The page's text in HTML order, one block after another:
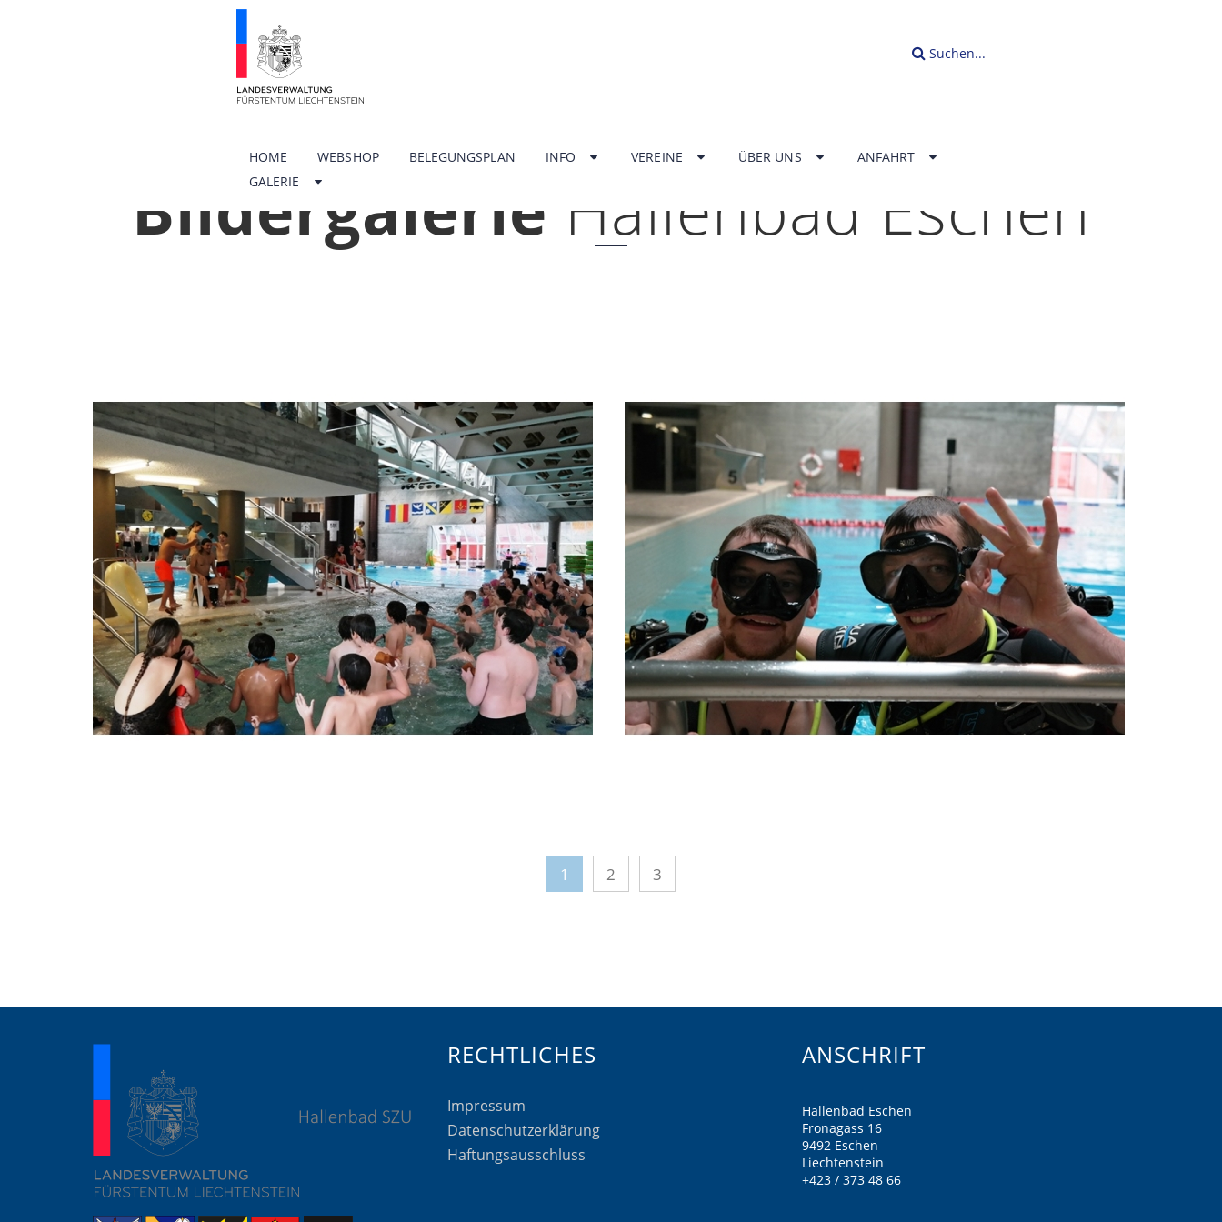
Suchen...
HOME WEBSHOP BELEGUNGSPLAN INFO VEREINE ÜBER UNS
ANFAHRT
GALERIE
Bildergalerie Hallenbad Eschen
1 2 3
RECHTLICHES
Impressum
Datenschutzerklärung
Haftungsausschluss
ANSCHRIFT
Hallenbad Eschen
Fronagass 16
9492 Eschen
Liechtenstein
+423 / 373 48 66